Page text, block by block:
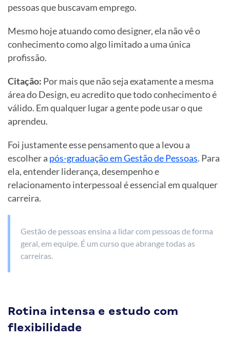
pessoas que buscavam emprego.
Mesmo hoje atuando como designer, ela não vê o
conhecimento como algo limitado a uma única
profissão.
Citação: Por mais que não seja exatamente a mesma
área do Design, eu acredito que todo conhecimento é
válido. Em qualquer lugar a gente pode usar o que
aprendeu.
Foi justamente esse pensamento que a levou a
escolher a pós-graduação em Gestão de Pessoas. Para
ela, entender liderança, desempenho e
relacionamento interpessoal é essencial em qualquer
carreira.
Gestão de pessoas ensina a lidar com pessoas de forma
geral, em equipe. É um curso que abrange todas as
carreiras.
Rotina intensa e estudo com
flexibilidade